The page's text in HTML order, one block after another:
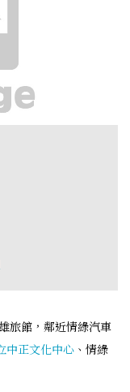
旅館，鄰近情綠汽車
中正文化中心 、情綠